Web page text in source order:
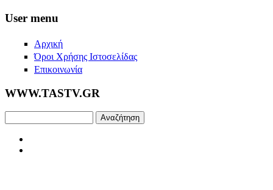
Skip to main content
User menu
Αρχική
Όροι Χρήσης Ιστοσελίδας
Επικοινωνία
WWW.TASTV.GR